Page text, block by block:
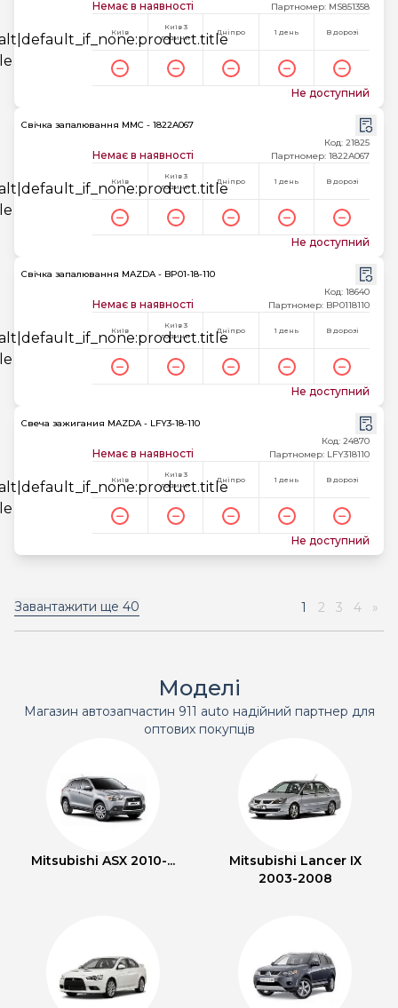
Немає в наявності
Партномер: MS851358
Київ
Київ 3
години
Дніпро 1 день В дорозі
Не доступний
Свічка запалювання MMC - 1822A067
Немає в наявності
Код: 21825
Партномер: 1822A067
Київ
Київ 3
години
Дніпро 1 день В дорозі
Не доступний
Свічка запалювання MAZDA - BP01-18-110
Немає в наявності
Код: 18640
Партномер: BP0118110
Київ
Київ 3
години
Дніпро 1 день В дорозі
Не доступний
Свеча зажигания MAZDA - LFY3-18-110
Немає в наявності
Код: 24870
Партномер: LFY318110
Київ
Київ 3
години
Дніпро 1 день В дорозі
Не доступний
Завантажити ще 40 1 2 3 4 »
Моделі
Магазин автозапчастин 911 auto надійний партнер для
оптових покупців
Mitsubishi ASX 2010-...
Mitsubishi Lancer IX
2003-2008